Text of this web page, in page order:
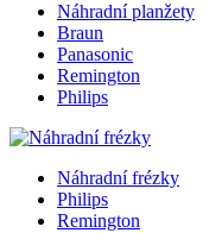
Náhradní planžety
Braun
Panasonic
Remington
Philips
Náhradní frézky
Philips
Remington